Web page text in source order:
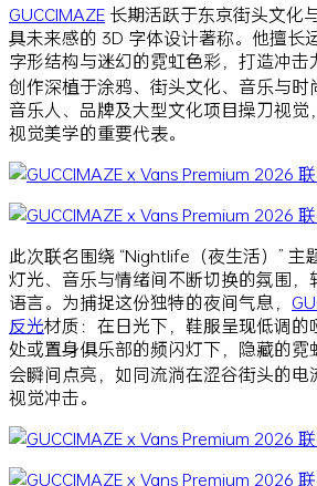
GUCCIMAZE 长期活跃于东京街头文化
具未来感的 3D 字体设计著称。他擅长
字形结构与迷幻的霓虹色彩，打造冲
创作深植于涂鸦、街头文化、音乐与
音乐人、品牌及大型文化项目操刀视觉
视觉美学的重要代表。
此次联名围绕 “Nightlife（夜生活）” 主
灯光、音乐与情绪间不断切换的氛围
语言。为捕捉这份独特的夜间气息，
反光材质：在日光下，鞋服呈现低调
处或置身俱乐部的频闪灯下，隐藏的霓
会瞬间点亮，如同流淌在涩谷街头的电
视觉冲击。